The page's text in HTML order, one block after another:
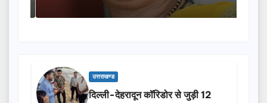
उत्तराखण्ड
दिल्ली-देहरादून कॉरिडोर से जुड़ी 12